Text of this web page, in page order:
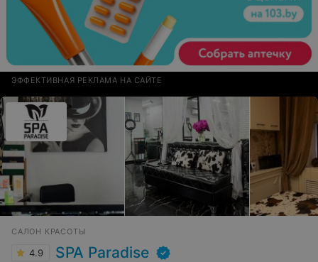
ЭФФЕКТИВНАЯ РЕКЛАМА НА САЙТЕ
САЛОН КРАСОТЫ
4.9 SPA Paradise